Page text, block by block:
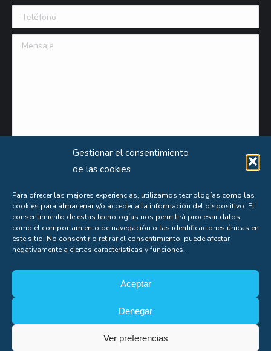
Gestionar el consentimiento
de las cookies
Para ofrecer las mejores experiencias, utilizamos tecnologías como las
cookies para almacenar y/o acceder a la información del dispositivo. El
consentimiento de estas tecnologías nos permitirá procesar datos
como el comportamiento de navegación o las identificaciones únicas en
este sitio. No consentir o retirar el consentimiento, puede afectar
negativamente a ciertas características y funciones.
Aceptar
Denegar
Ver preferencias
Teléfono
Mensaje
Puede obtener información extensa sobre el uso que le damos a sus datos personales
consultando nuestraPolítica de Privacidad.
Aceptas nuestrapolítica de privacidad
Soporte